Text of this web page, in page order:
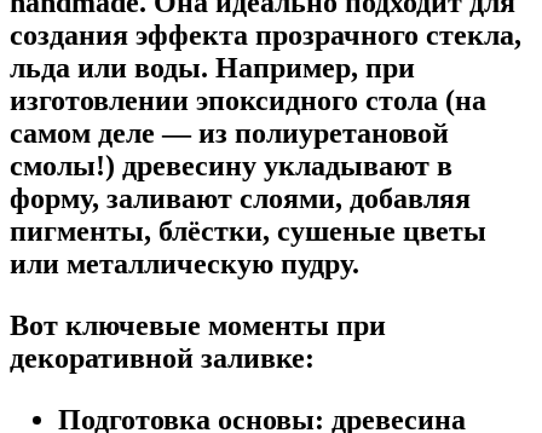
создания эффекта прозрачного стекла,
льда или воды. Например, при
изготовлении эпоксидного стола (на
самом деле — из полиуретановой
смолы!) древесину укладывают в
форму, заливают слоями, добавляя
пигменты, блёстки, сушеные цветы
или металлическую пудру.
Вот ключевые моменты при
декоративной заливке:
Подготовка основы: древесина